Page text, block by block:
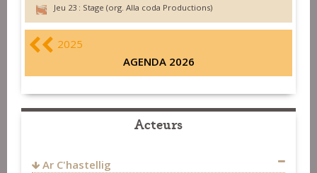
Jeu 23 : Stage (org. Alla coda Productions)
2025
AGENDA 2026
Acteurs
Ar C'hastellig